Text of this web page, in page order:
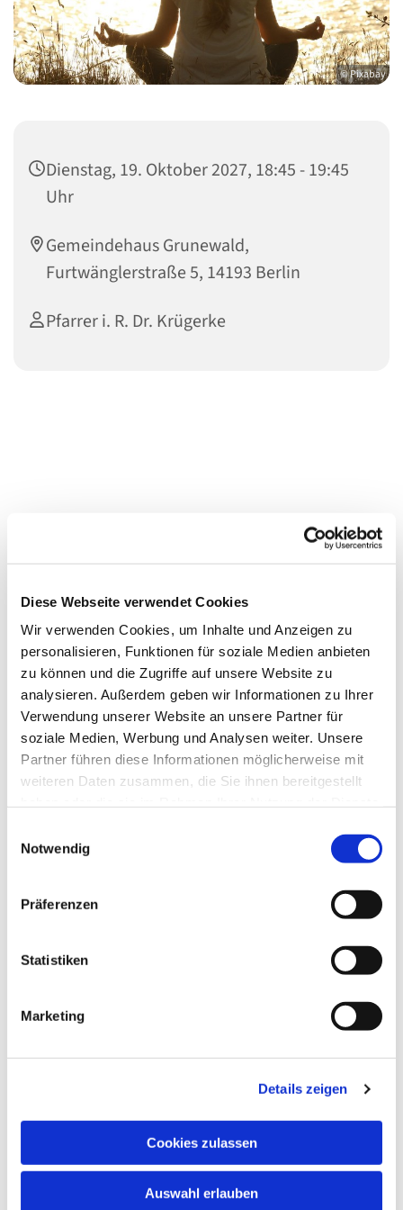
Diese Webseite verwendet Cookies
Wir verwenden Cookies, um Inhalte und Anzeigen zu
personalisieren, Funktionen für soziale Medien anbieten
zu können und die Zugriffe auf unsere Website zu
analysieren. Außerdem geben wir Informationen zu Ihrer
Verwendung unserer Website an unsere Partner für
soziale Medien, Werbung und Analysen weiter. Unsere
Partner führen diese Informationen möglicherweise mit
weiteren Daten zusammen, die Sie ihnen bereitgestellt
Notwendig
Präferenzen
Statistiken
Marketing
Details zeigen
Cookies zulassen
Auswahl erlauben
© Pixabay
Dienstag, 19. Oktober 2027, 18:45 - 19:45
Uhr
Gemeindehaus Grunewald,
Furtwänglerstraße 5, 14193 Berlin
Pfarrer i. R. Dr. Krügerke
Dies könnte Sie auch interessieren